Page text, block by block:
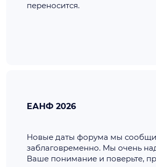
переносится.
ЕАНФ 2026
Новые даты форума мы
заблаговременно. Мы очень
Ваше понимание и поверьте,